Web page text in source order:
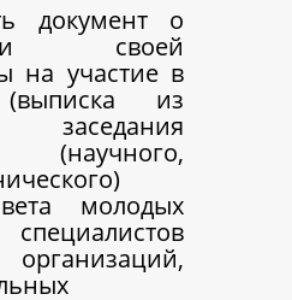
документ о
своей
на участие в
(выписка из
заседания
молодых